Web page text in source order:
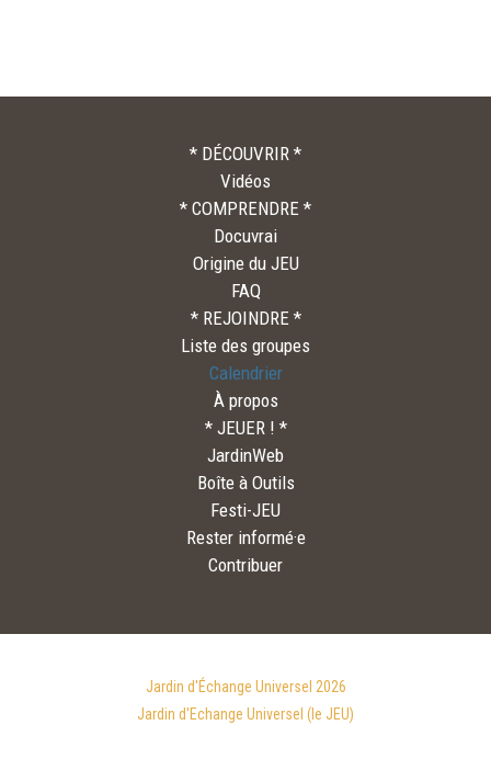
* DÉCOUVRIR *
Vidéos
* COMPRENDRE *
Docuvrai
Origine du JEU
FAQ
* REJOINDRE *
Liste des groupes
Calendrier
À propos
* JEUER ! *
JardinWeb
Boîte à Outils
Festi-JEU
Rester informé·e
Contribuer
Jardin d'Échange Universel 2026
Jardin d'Echange Universel (le JEU)